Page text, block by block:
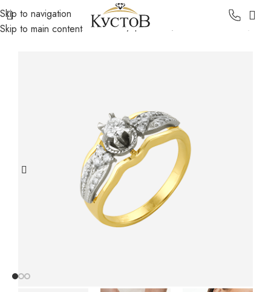
Skip to navigation
Skip to main content
Главная Каталог Золотые украшения Золотые кольца